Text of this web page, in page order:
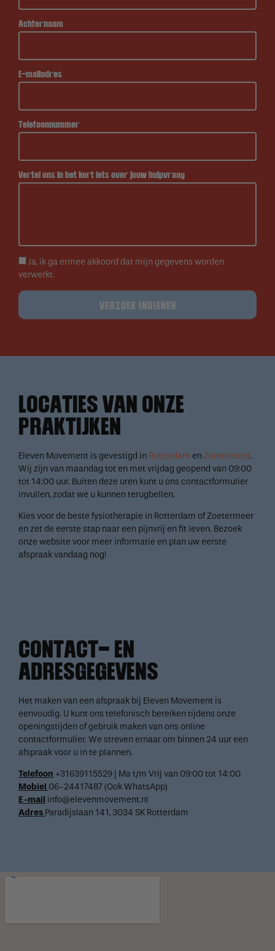
Achternaam
E-mailadres
Telefoonnummer
Vertel ons in het kort iets over jouw hulpvraag
Ja, ik ga ermee akkoord dat mijn gegevens worden
verwerkt.
VERZOEK INDIENEN
LOCATIES VAN ONZE
PRAKTIJKEN
Eleven Movement is gevestigd in Rotterdam en Zoetermeer.
Wij zijn van maandag tot en met vrijdag geopend van 09:00
tot 14:00 uur. Buiten deze uren kunt u ons contactformulier
invullen, zodat we u kunnen terugbellen.
Kies voor de beste fysiotherapie in Rotterdam of Zoetermeer
en zet de eerste stap naar een pijnvrij en fit leven. Bezoek
onze website voor meer informatie en plan uw eerste
afspraak vandaag nog!
CONTACT- EN
ADRESGEGEVENS
Het maken van een afspraak bij Eleven Movement is
eenvoudig. U kunt ons telefonisch bereiken tijdens onze
openingstijden of gebruik maken van ons online
contactformulier. We streven ernaar om binnen 24 uur een
afspraak voor u in te plannen.
Telefoon +31639115529 | Ma t/m Vrij van 09:00 tot 14:00
Mobiel 06-24417487 (Ook WhatsApp)
E-mail info@elevenmovement.nl
Adres Paradijslaan 141, 3034 SK Rotterdam